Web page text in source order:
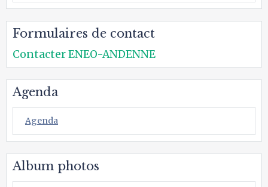
Formulaires de contact
Contacter ENEO-ANDENNE
Agenda
Agenda
Album photos